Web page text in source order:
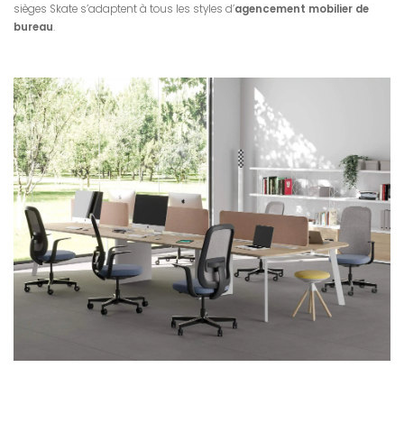
sièges Skate s’adaptent à tous les styles d’agencement mobilier de
bureau.